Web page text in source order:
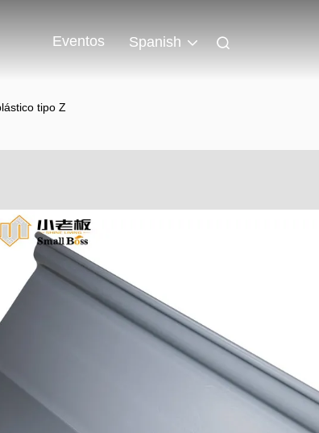
Eventos Spanish
tipo Z